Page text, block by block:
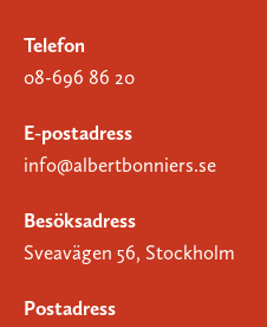
Telefon
08-696 86 20
E-postadress
info@albertbonniers.se
Besöksadress
Sveavägen 56, Stockholm
Postadress